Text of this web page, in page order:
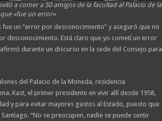
a comer a 50 amigos de la facultad al Palacio de la
«fue un error»
un “error por desconocimiento” y aseguró que no
desconocimiento. Está claro que yo cometí un error
durante un discurso en la sede del Consejo para
del Palacio de la Moneda, residencia
Kast, el primer presidente en vivir allí desde 1958,
y para evitar mayores gastos al Estado, puesto que
“No se preocupen, nadie se puede sentir